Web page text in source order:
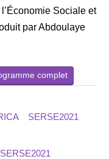
Sociale et
par Abdoulaye
complet
SERSE2021
SERSE2021